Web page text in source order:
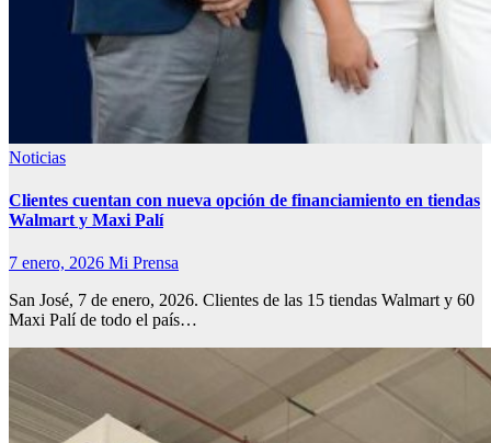
Noticias
Clientes cuentan con nueva opción de financiamiento en tiendas
Walmart y Maxi Palí
7 enero, 2026 Mi Prensa
San José, 7 de enero, 2026. Clientes de las 15 tiendas Walmart y 60
Maxi Palí de todo el país…